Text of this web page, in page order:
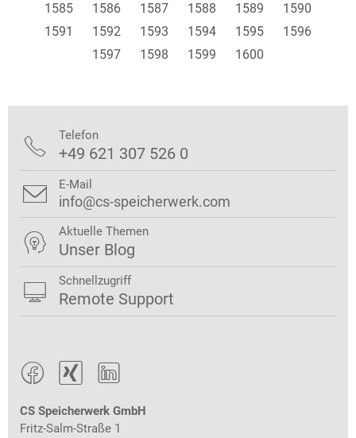
1585
1586 1587 1588 1589
1590
1591
1592 1593 1594 1595
1596
1597
1598 1599 1600
  
CS Speicherwerk GmbH
Fritz-Salm-Straße 1
 Telefon
+49 621 307 526 0
 E-Mail
info@cs-speicherwerk.com
 Aktuelle Themen
Unser Blog
 Schnellzugriff
Remote Support